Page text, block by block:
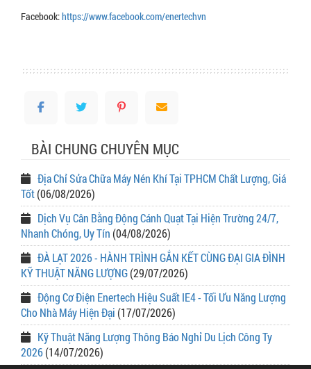
Facebook:https://www.facebook.com/enertechvn
BÀI CHUNG CHUYÊN MỤC
Địa Chỉ Sửa Chữa Máy Nén Khí Tại TPHCM Chất Lượng, Giá
Tốt(06/08/2026)
Dịch Vụ Cân Bằng Động Cánh Quạt Tại Hiện Trường 24/7,
Nhanh Chóng, Uy Tín (04/08/2026)
ĐÀ LẠT 2026 - HÀNH TRÌNH GẮN KẾT CÙNG ĐẠI GIA ĐÌNH
KỸ THUẬT NĂNG LƯỢNG(29/07/2026)
Động Cơ Điện Enertech Hiệu Suất IE4 - Tối Ưu Năng Lượng
Cho Nhà Máy Hiện Đại (17/07/2026)
Kỹ Thuật Năng Lượng Thông Báo Nghỉ Du Lịch Công Ty
2026(14/07/2026)